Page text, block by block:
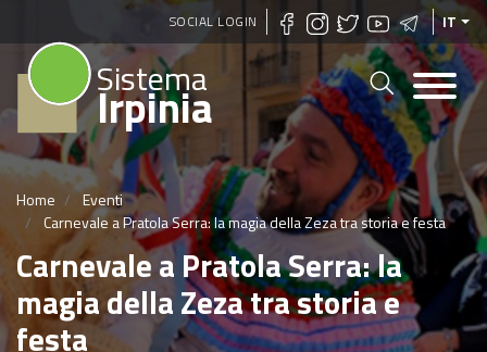
Salta
al
contenuto
principale
SOCIAL LOGIN IT
Sistema
Irpinia
Home
Eventi
Carnevale a Pratola Serra: la magia della Zeza tra storia e festa
Carnevale a Pratola Serra: la
magia della Zeza tra storia e
festa